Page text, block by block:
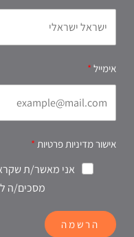
אימייל
אישור מדיניות פרטיות
אני מאשר/ת
מסכים/ה
הרשמה